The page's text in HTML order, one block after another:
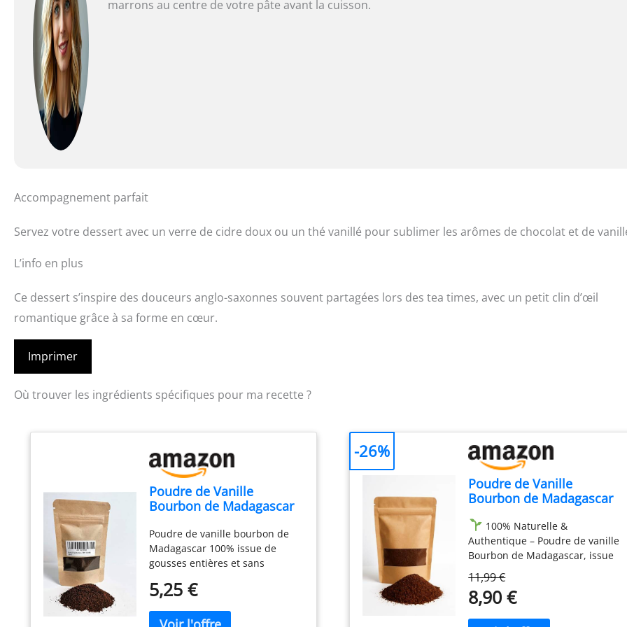
marrons au centre de votre pâte avant la cuisson.
Accompagnement parfait
Servez votre dessert avec un verre de cidre doux ou un thé vanillé pour sublimer les arômes de chocolat et de
L’info en plus
Ce dessert s’inspire des douceurs anglo-saxonnes souvent partagées lors des tea times, avec un petit clin d’œil
romantique grâce à sa forme en cœur.
Imprimer
Où trouver les ingrédients spécifiques pour ma recette ?
Poudre de Vanille
Bourbon de Madagascar
Gousse de Vanille
Entières Moulue
Poudre de vanille bourbon de
Madagascar 100% issue de
gousses entières et sans
sachet zip 20 gr Net Origine :
5,25 €
Poudre de Vanille
Bourbon de Madagascar
Gousse de Vanille
Entières Moulue
100% Naturelle &
Authentique – Poudre de vanille
Bourbon de Madagascar, issue
de gousses entières, sans
additifs ni colorants.
Riche & Intense – Un arôme
11,99 €
8,90 €
-26%